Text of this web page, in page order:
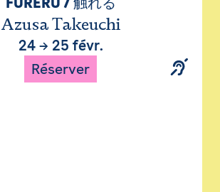
Azusa Takeuchi
24→ 25 févr.
Réserver